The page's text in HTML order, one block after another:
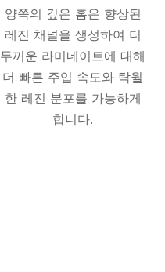
양쪽의 깊은 홈은 향상된
레진 채널을 생성하여 더
두꺼운 라미네이트에 대해
더 빠른 주입 속도와 탁월
한 레진 분포를 가능하게
합니다.